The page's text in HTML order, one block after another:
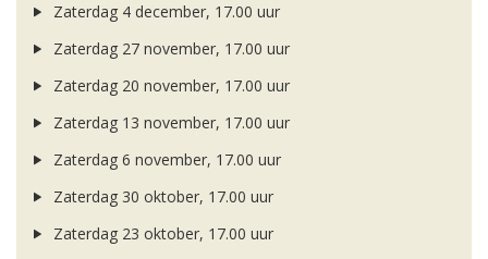
Zaterdag 4 december, 17.00 uur
Zaterdag 27 november, 17.00 uur
Zaterdag 20 november, 17.00 uur
Zaterdag 13 november, 17.00 uur
Zaterdag 6 november, 17.00 uur
Zaterdag 30 oktober, 17.00 uur
Zaterdag 23 oktober, 17.00 uur